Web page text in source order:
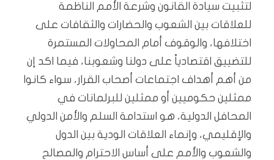
لتثبيت سيادة القانون وشرعة الأمم الناظمة
للعلاقات بين الشعوب والحضارات والثقافات على
اختلافها، والوقوف أمام المحاولات المستمرة
للتضييق اقتصادياً على دولنا وشعوبنا، فيما اكد إن
من أهم أهداف اجتماعات أصحاب القرار، سواء كانوا
ممثلين حكوميين أو ممثلين للبرلمانات في
المحافل الدولية، هو استدامة السلم والأمن الدولي
والإقليمي، وإنماء العلاقات الودية بين الدول
والشعوب والأمم على أساس الاحترام والمصالح